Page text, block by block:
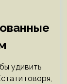
удивить
говоря,